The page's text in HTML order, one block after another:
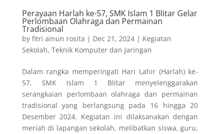
Perayaan Harlah ke-57, SMK Islam 1 Blitar Gelar
Perlombaan Olahraga dan Permainan
Tradisional
by fitri ainun rosita | Dec 21, 2024| Kegiatan
Sekolah, Teknik Komputer dan Jaringan
Dalam rangka memperingati Hari Lahir (Harlah) ke-
57, SMK Islam 1 Blitar menyelenggarakan
serangkaian perlombaan olahraga dan permainan
tradisional yang berlangsung pada 16 hingga 20
Desember 2024. Kegiatan ini dilaksanakan dengan
meriah di lapangan sekolah, melibatkan siswa, guru,